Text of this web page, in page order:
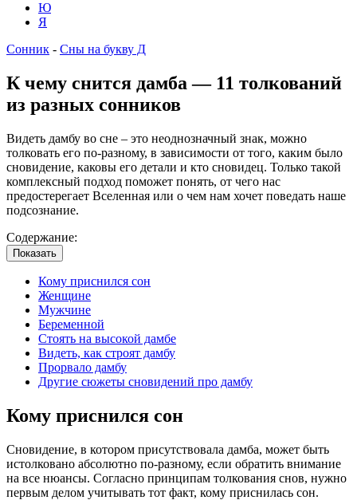
Ю
Я
Сонник - Сны на букву Д
К чему снится дамба — 11 толкований
из разных сонников
Видеть дамбу во сне – это неоднозначный знак, можно
толковать его по-разному, в зависимости от того, каким было
сновидение, каковы его детали и кто сновидец. Только такой
комплексный подход поможет понять, от чего нас
предостерегает Вселенная или о чем нам хочет поведать наше
подсознание.
Содержание:
Показать
Кому приснился сон
Женщине
Мужчине
Беременной
Стоять на высокой дамбе
Видеть, как строят дамбу
Прорвало дамбу
Другие сюжеты сновидений про дамбу
Кому приснился сон
Сновидение, в котором присутствовала дамба, может быть
истолковано абсолютно по-разному, если обратить внимание
на все нюансы. Согласно принципам толкования снов, нужно
первым делом учитывать тот факт, кому приснилась сон.